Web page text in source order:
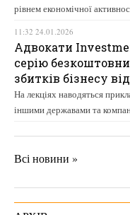
рівнем економічної
11:32 24.01.2026
Адвокати
серію
збитків бізнесу
На лекціях наводяться
іншими державами та
Всі новини »